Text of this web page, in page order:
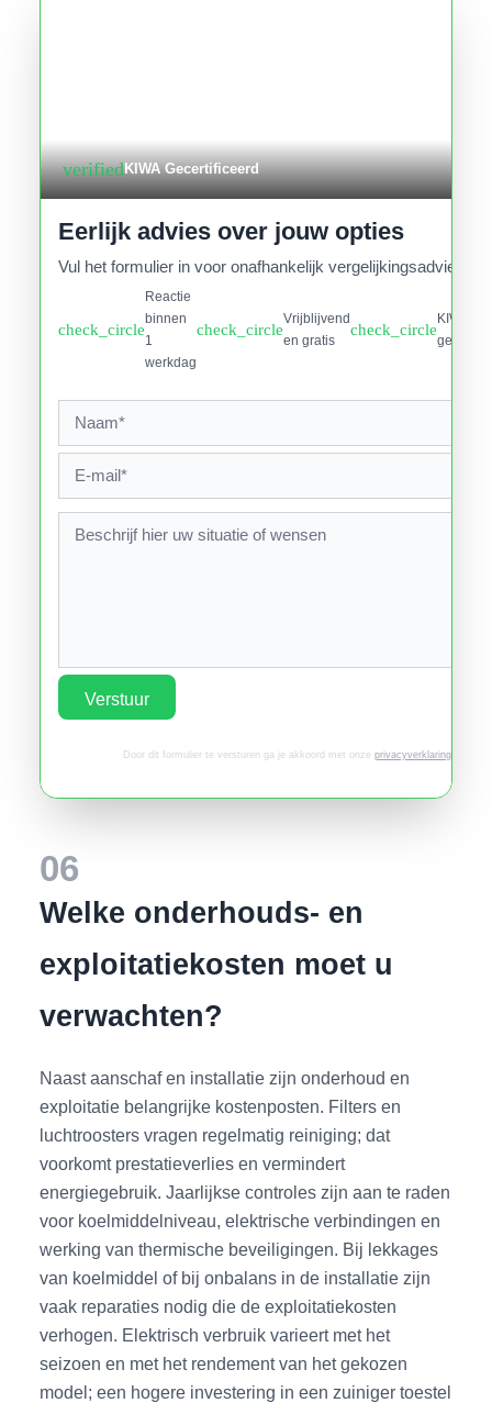
verifiedKIWA Gecertificeerd
Eerlijk advies over jouw opties
Vul het formulier in voor onafhankelijk vergelijkingsadvies.
check_circle
Reactie
binnen
1
werkdag
check_circle
Vrijblijvend
en gratis
check_circle
KIWA
Verstuur
Door dit formulier te versturen ga je akkoord met onze privacyverklaring.
06
Welke onderhouds- en
exploitatiekosten moet u
verwachten?
Naast aanschaf en installatie zijn onderhoud en
exploitatie belangrijke kostenposten. Filters en
luchtroosters vragen regelmatig reiniging; dat
voorkomt prestatieverlies en vermindert
energiegebruik. Jaarlijkse controles zijn aan te raden
voor koelmiddelniveau, elektrische verbindingen en
werking van thermische beveiligingen. Bij lekkages
van koelmiddel of bij onbalans in de installatie zijn
vaak reparaties nodig die de exploitatiekosten
verhogen. Elektrisch verbruik varieert met het
seizoen en met het rendement van het gekozen
model; een hogere investering in een zuiniger toestel